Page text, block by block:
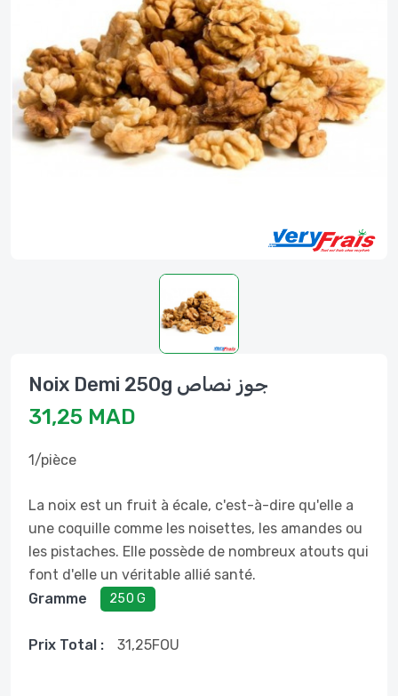
Noix Demi 250g جوز نصاص
31,25 MAD
1/pièce
La noix est un fruit à écale, c'est-à-dire qu'elle a
une coquille comme les noisettes, les amandes ou
les pistaches. Elle possède de nombreux atouts qui
font d'elle un véritable allié santé.
Gramme
250 G
Prix ​​total : 31,25FOU